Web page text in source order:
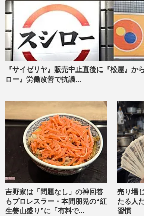
『サイゼリヤ』販売中止直後に『松屋』か
ロー』労働改善で抗議...
吉野家は「問題なし」の神回答
もプロレスラー・本間朋晃の“紅
生姜山盛り”に「有料で...
売り場
たる人
習慣